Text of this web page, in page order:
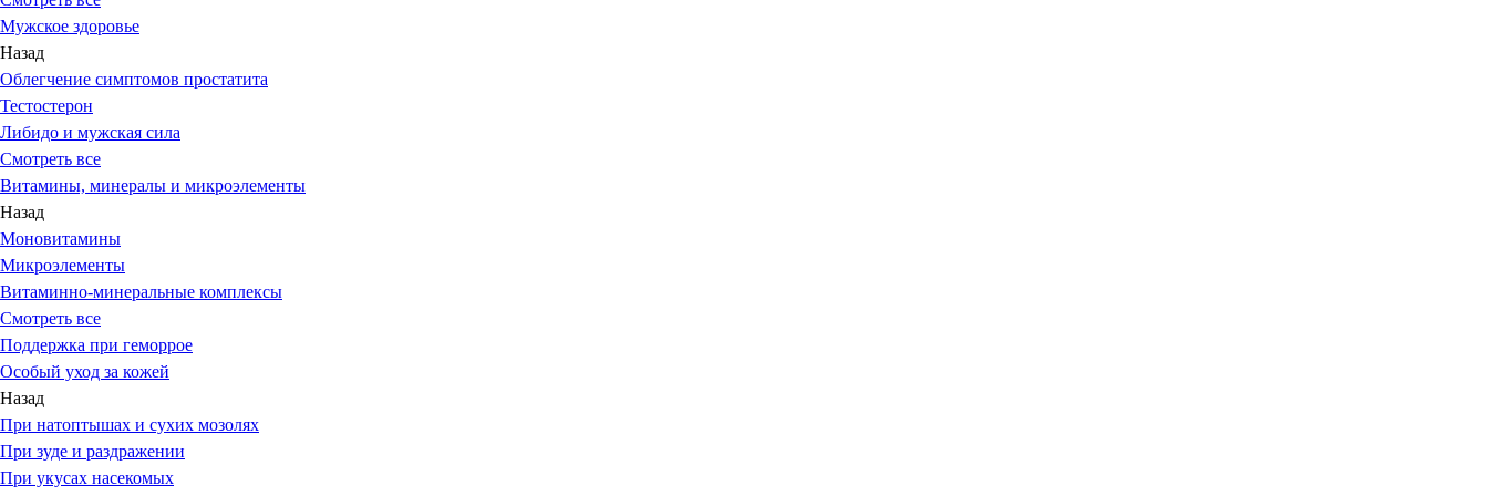
Мужское здоровье
Назад
Облегчение симптомов простатита
Тестостерон
Либидо и мужская сила
Смотреть все
Витамины, минералы и микроэлементы
Назад
Моновитамины
Микроэлементы
Витаминно-минеральные комплексы
Смотреть все
Поддержка при геморрое
Особый уход за кожей
Назад
При натоптышах и сухих мозолях
При зуде и раздражении
При укусах насекомых